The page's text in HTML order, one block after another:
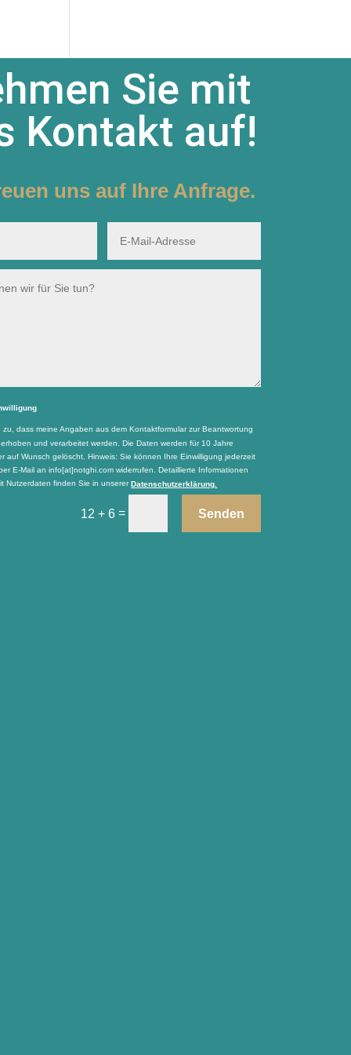
Sie mit
Kontakt auf!
uns auf Ihre Anfrage.
zu, dass meine Angaben aus dem Kontaktformular zur Beantwortung
und verarbeitet werden. Die Daten werden für 10 Jahre
auf Wunsch gelöscht. Hinweis: Sie können Ihre Einwilligung jederzeit
E-Mail an info[at]notghi.com widerrufen. Detaillierte Informationen
Nutzerdaten finden Sie in unsererDatenschutzerklärung.
12 + 6= Senden